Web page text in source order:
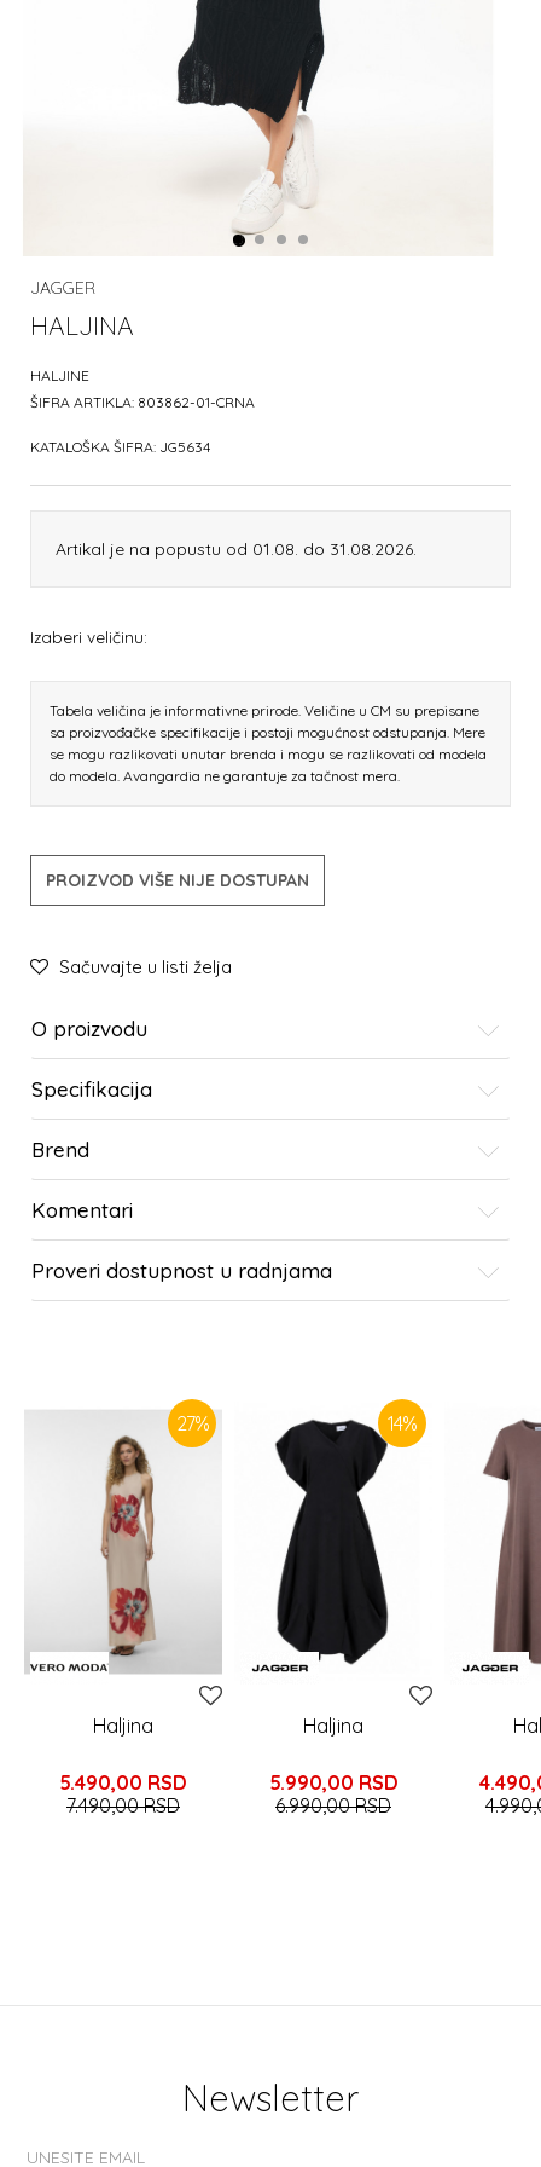
JAGGER
HALJINA
HALJINE
ŠIFRA ARTIKLA: 803862-01-CRNA
KATALOŠKA ŠIFRA: JG5634
Artikal je na popustu od 01.08. do 31.08.2026.
Izaberi veličinu:
Tabela veličina je informativne prirode. Veličine u CM su prepisane
sa proizvođačke specifikacije i postoji mogućnost odstupanja. Mere
se mogu razlikovati unutar brenda i mogu se razlikovati od modela
do modela. Avangardia ne garantuje za tačnost mera.
PROIZVOD VIŠE NIJE DOSTUPAN
Sačuvajte u listi želja
O proizvodu
Specifikacija
Brend
Komentari
Proveri dostupnost u radnjama
27%
Haljina
5.490,00 RSD
7.490,00RSD
14%
Haljina
5.990,00 RSD
6.990,00RSD
Newsletter